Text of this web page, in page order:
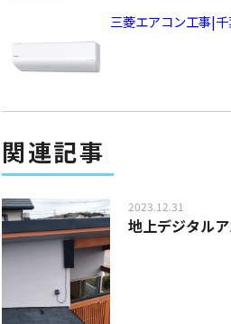
三菱エアコン工事|
関連記事
2023.12.31
地上デジタル